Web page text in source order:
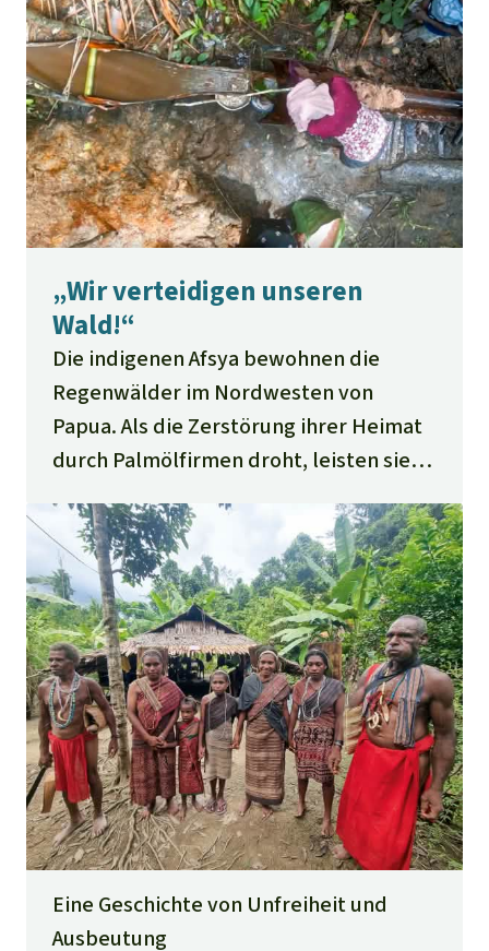
„Wir verteidigen unseren
Wald!“
Die indigenen Afsya bewohnen die
Regenwälder im Nordwesten von
Papua. Als die Zerstörung ihrer Heimat
durch Palmölfirmen droht, leisten sie
erzählt ihre Geschichte.
Eine Geschichte von Unfreiheit und
Ausbeutung